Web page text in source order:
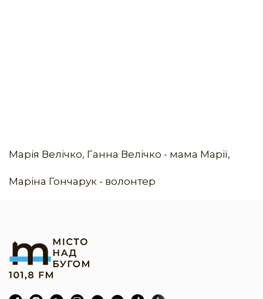
Марія Велічко, Ганна Велічко - мама Марії,
Маріна Гончарук - волонтер